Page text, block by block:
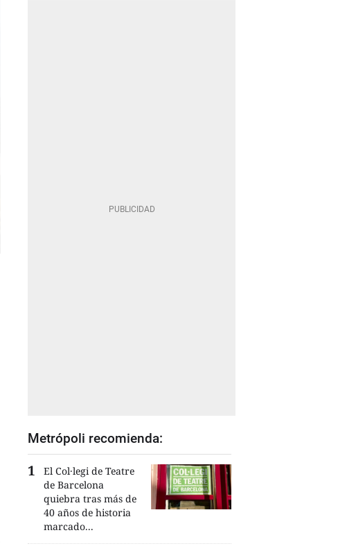
Metrópoli recomienda:
El Col·legi de Teatre
de Barcelona
quiebra tras más de
40 años de historia
marcado...